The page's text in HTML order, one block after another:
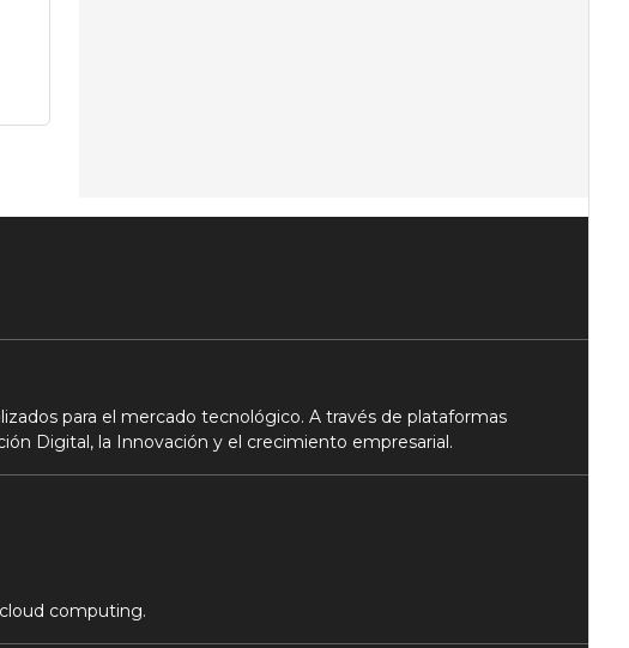
para el mercado tecnológico. A través de plataformas
Digital, la Innovación y el crecimiento empresarial.
computing.